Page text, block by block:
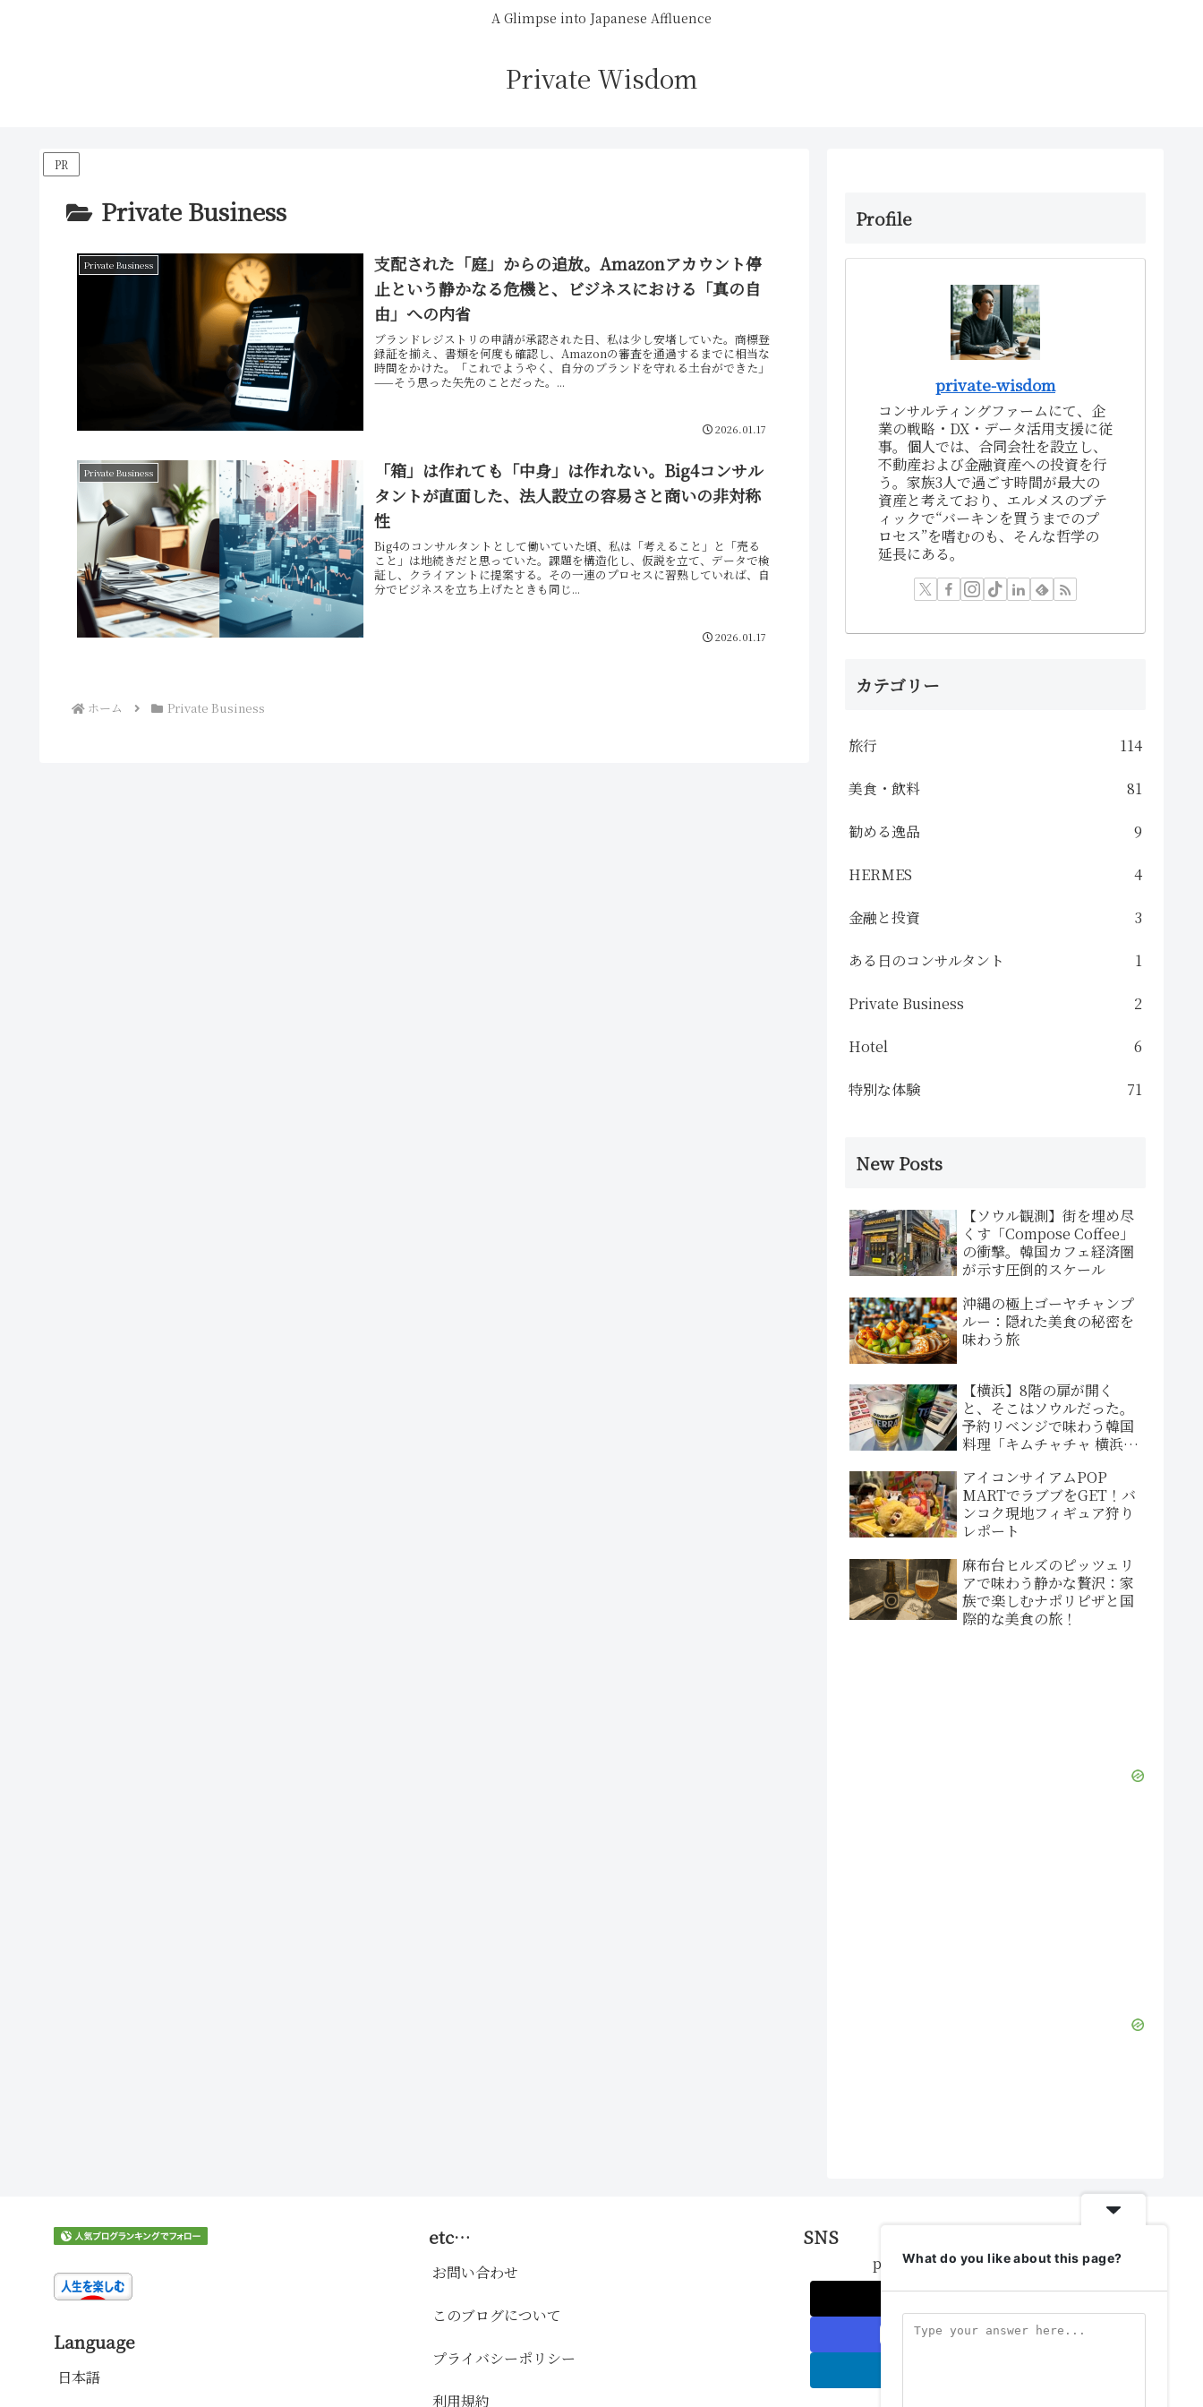
A Glimpse into Japanese Affluence
Private Wisdom
PR
Private Business
Private Business
支配された「庭」からの追放。Amazonアカウント停
止という静かなる危機と、ビジネスにおける「真の自
由」への内省
ブランドレジストリの申請が承認された日、私は少し安堵していた。商標登
録証を揃え、書類を何度も確認し、Amazonの審査を通過するまでに相当な
時間をかけた。「これでようやく、自分のブランドを守れる土台ができた」
——そう思った矢先のことだった。...
2026.01.17
Private Business
「箱」は作れても「中身」は作れない。Big4コンサル
タントが直面した、法人設立の容易さと商いの非対称
性
Big4のコンサルタントとして働いていた頃、私は「考えること」と「売る
こと」は地続きだと思っていた。課題を構造化し、仮説を立て、データで検
証し、クライアントに提案する。その一連のプロセスに習熟していれば、自
分でビジネスを立ち上げたときも同じ...
2026.01.17
ホーム Private Business
Profile
private-wisdom
コンサルティングファームにて、企
業の戦略・DX・データ活用支援に従
事。個人では、合同会社を設立し、
不動産および金融資産への投資を行
う。家族3人で過ごす時間が最大の
資産と考えており、エルメスのブテ
ィックで“バーキンを買うまでのプ
ロセス”を嗜むのも、そんな哲学の
延長にある。
カテゴリー
旅行 114
美食・飲料 81
勧める逸品 9
HERMES 4
金融と投資 3
ある日のコンサルタント 1
Private Business 2
Hotel 6
特別な体験 71
New Posts
【ソウル観測】街を埋め尽
くす「Compose Coffee」
の衝撃。韓国カフェ経済圏
が示す圧倒的スケール
沖縄の極上ゴーヤチャンプ
ルー：隠れた美食の秘密を
味わう旅
【横浜】8階の扉が開く
と、そこはソウルだった。
予約リベンジで味わう韓国
料理「キムチャチャ 横浜西
アイコンサイアムPOP
MARTでラブブをGET！バ
ンコク現地フィギュア狩り
レポート
麻布台ヒルズのピッツェリ
アで味わう静かな贅沢：家
族で楽しむナポリピザと国
際的な美食の旅！
Language
日本語
etc…
お問い合わせ
このブログについて
プライバシーポリシー
利用規約
SNS
private-wisdomをフォローする
What do you like about this page?